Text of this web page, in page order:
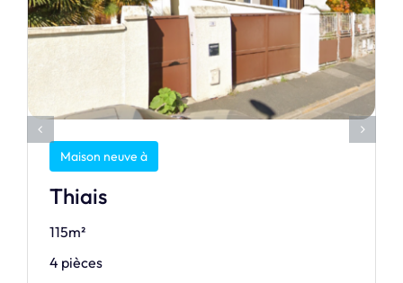
Maison neuve à
Thiais
115m²
4 pièces